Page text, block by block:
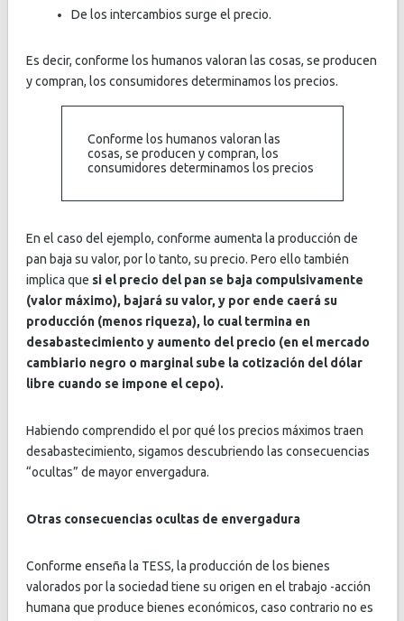
De los intercambios surge el precio.
Es decir, conforme los humanos valoran las cosas, se producen
y compran, los consumidores determinamos los precios.
Conforme los humanos valoran las
cosas, se producen y compran, los
consumidores determinamos los precios
En el caso del ejemplo, conforme aumenta la producción de
pan baja su valor, por lo tanto, su precio. Pero ello también
implica que si el precio del pan se baja compulsivamente
(valor máximo), bajará su valor, y por ende caerá su
producción (menos riqueza), lo cual termina en
desabastecimiento y aumento del precio (en el mercado
cambiario negro o marginal sube la cotización del dólar
libre cuando se impone el cepo).
Habiendo comprendido el por qué los precios máximos traen
desabastecimiento, sigamos descubriendo las consecuencias
“ocultas” de mayor envergadura.
Otras consecuencias ocultas de envergadura
Conforme enseña la TESS, la producción de los bienes
valorados por la sociedad tiene su origen en el trabajo -acción
humana que produce bienes económicos, caso contrario no es